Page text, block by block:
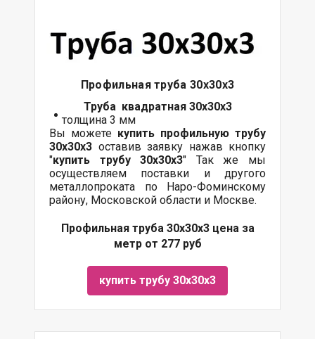
Профильная труба 30х30х3
Труба квадратная 30х30х3
толщина 3 мм
Вы можете купить профильную трубу
30х30х3 оставив заявку нажав кнопку
"купить трубу30х30х3" Так же мы
осуществляем поставки и другого
металлопроката по Наро-Фоминскому
району, Московской области и Москве.
Профильная труба 30х30х3 цена за
метр от 277 руб
купить трубу 30х30х3